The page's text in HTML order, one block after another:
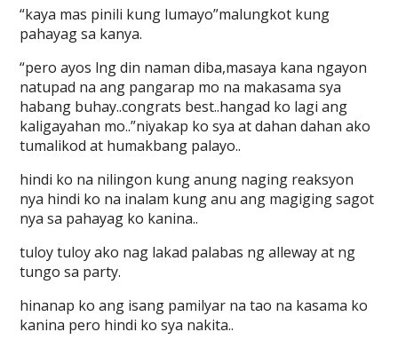
“kaya mas pinili kung lumayo”malungkot kung
pahayag sa kanya.
“pero ayos lng din naman diba,masaya kana ngayon
natupad na ang pangarap mo na makasama sya
habang buhay..congrats best..hangad ko lagi ang
kaligayahan mo..”niyakap ko sya at dahan dahan ako
tumalikod at humakbang palayo..
hindi ko na nilingon kung anung naging reaksyon
nya hindi ko na inalam kung anu ang magiging sagot
nya sa pahayag ko kanina..
tuloy tuloy ako nag lakad palabas ng alleway at ng
tungo sa party.
hinanap ko ang isang pamilyar na tao na kasama ko
kanina pero hindi ko sya nakita..